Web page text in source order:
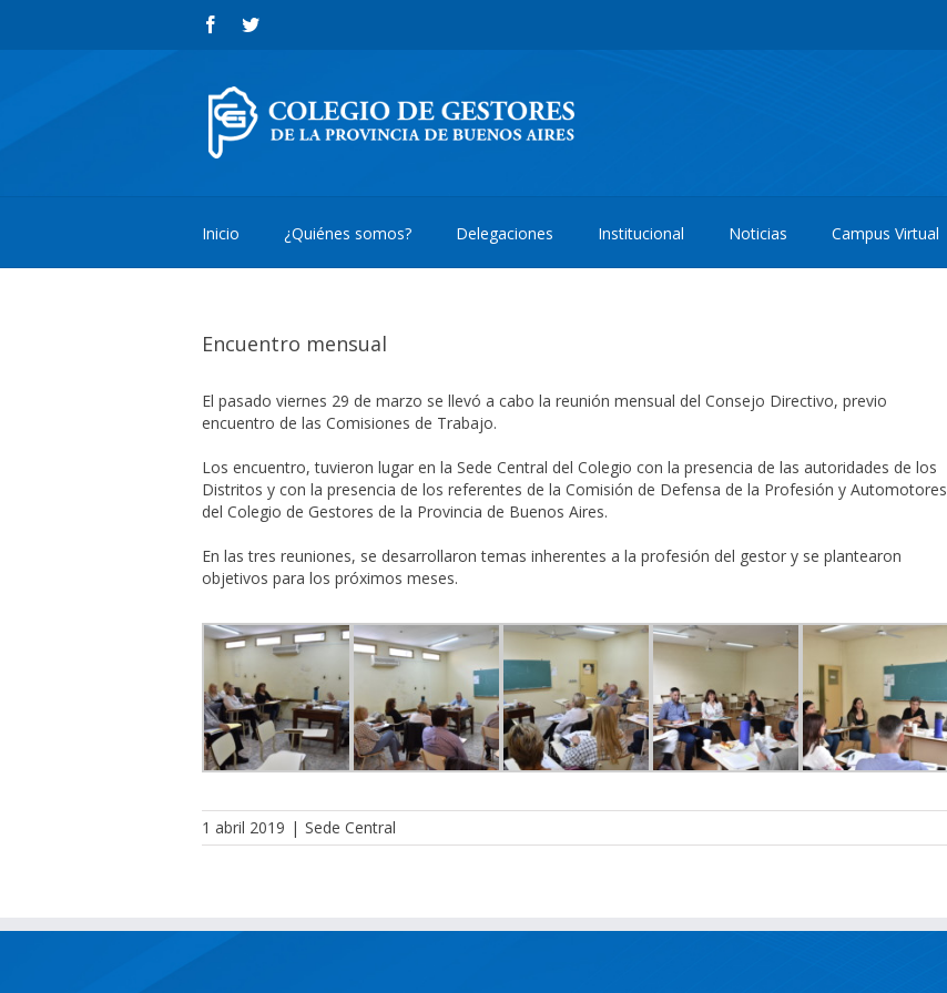
Inicio ¿Quiénes somos? Delegaciones Institucional Noticias Campus Virtual
Encuentro mensual
El pasado viernes 29 de marzo se llevó a cabo la reunión mensual del Consejo Directivo, previo
encuentro de las Comisiones de Trabajo.
Los encuentro, tuvieron lugar en la Sede Central del Colegio con la presencia de las autoridades de los
Distritos y con la presencia de los referentes de la Comisión de Defensa de la Profesión y Automotores
del Colegio de Gestores de la Provincia de Buenos Aires.
En las tres reuniones, se desarrollaron temas inherentes a la profesión del gestor y se plantearon
objetivos para los próximos meses.
1 abril 2019 | Sede Central